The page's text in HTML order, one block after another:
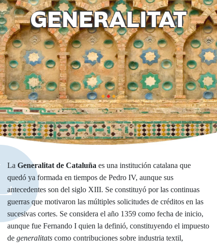
GENERALITAT
La Generalitat de Cataluña es una institución catalana que
quedó ya formada en tiempos de Pedro IV, aunque sus
antecedentes son del siglo XIII. Se constituyó por las continuas
guerras que motivaron las múltiples solicitudes de créditos en las
sucesivas cortes. Se considera el año 1359 como fecha de inicio,
aunque fue Fernando I quien la definió, constituyendo el impuesto
de generalitats como contribuciones sobre industria textil,